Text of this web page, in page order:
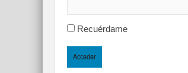
Recuérdame
Acceder